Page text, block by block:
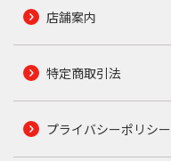
店舗案内
特定商取引法
プライバシーポリシー